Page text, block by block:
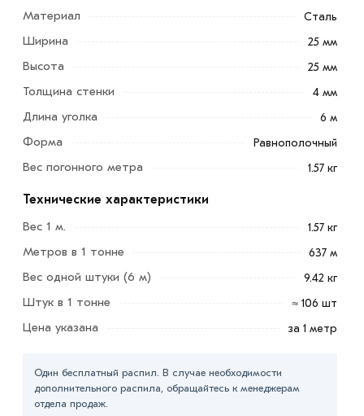
Уголок 25х25х4 мм является практически самым
распространенным и незаменимым видом товара в
строительной сфере и промышленном производстве.
Его часто применяют:
при монтаже каркасных сооружений (рекламных
из бетона;
в декорировании оконных и дверных проемов,
Материал Сталь
Ширина 25 мм
Высота 25 мм
Толщина стенки 4 мм
Длина уголка 6 м
Форма Равнополочный
Вес погонного метра 1.57 кг
Технические характеристики
Вес 1 м.
1.57 кг
Метров в 1 тонне 637 м
Вес одной штуки (6 м) 9.42 кг
Штук в 1 тонне ≈ 106 шт
Цена указана за 1 метр
Один бесплатный распил. В случае необходимости
дополнительного распила, обращайтесь к менеджерам
отдела продаж.